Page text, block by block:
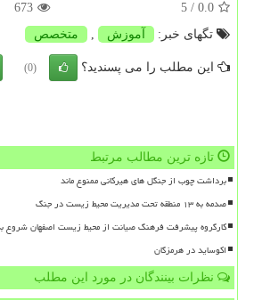
0.0
/ 5
673
تگهای خبر:
آموزش , متخصص
این مطلب را می پسندید؟ (0)
تازه ترین مطالب مرتبط
برداشت چوب از جنگل های هیرکانی ممنوع ماند
صدمه به ۱۳ منطقه تحت مدیریت محیط زیست در جنگ
کارگروه پیشرفت فرهنگ صیانت از محیط زیست اصفهان شروع
اکوساید در هرمزگان
نظرات بینندگان در مورد این مطلب